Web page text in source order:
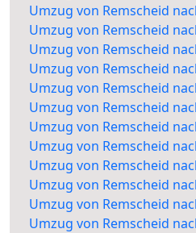
Umzug von Remscheid
Umzug von Remscheid
Umzug von Remscheid
Umzug von Remscheid
Umzug von Remscheid
Umzug von Remscheid
Umzug von Remscheid
Umzug von Remscheid
Umzug von Remscheid
Umzug von Remscheid
Umzug von Remscheid
Umzug von Remscheid